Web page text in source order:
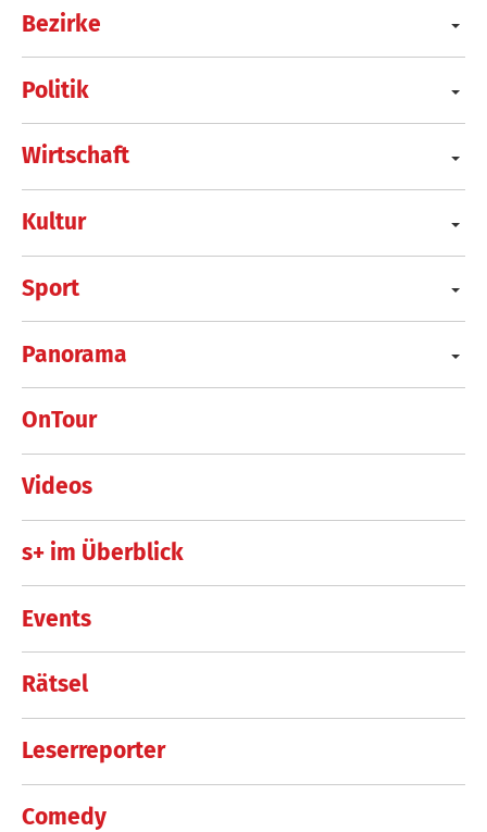
Bezirke
Politik
Wirtschaft
Kultur
Sport
Panorama
OnTour
Videos
s+ im Überblick
Events
Rätsel
Leserreporter
Comedy